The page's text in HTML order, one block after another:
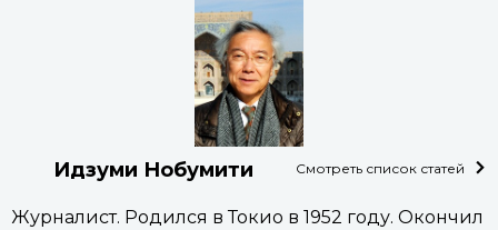
Идзуми Нобумити Смотреть список статей
Журналист. Родился в Токио в 1952 году. Окончил